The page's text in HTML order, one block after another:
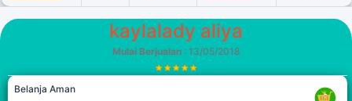
kaylalady aliya
Mulai Berjualan: 13/05/2018
Belanja Aman